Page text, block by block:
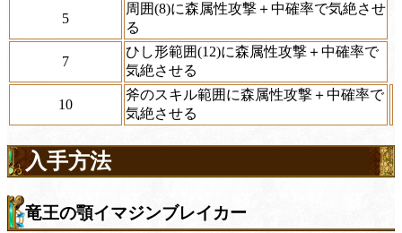
5
周囲(8)に森属性攻撃＋中確率で気絶させ
る
7
ひし形範囲(12)に森属性攻撃＋中確率で
気絶させる
10
斧のスキル範囲に森属性攻撃＋中確率で
気絶させる
入手方法
竜王の顎イマジンブレイカー